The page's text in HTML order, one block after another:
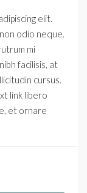
elit.
odio neque.
mi
facilisis, at
cursus.
link libero
et ornare